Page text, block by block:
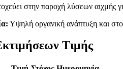
στην παροχή λύσεων αιχμής
Υψηλή οργανική ανάπτυξη και
Τιμής